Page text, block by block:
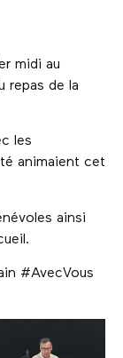
midi au
repas de la
les
animaient cet
ainsi
#AvecVous